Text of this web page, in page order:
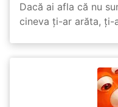
Dacă ai afla că nu
cineva ți-ar arăta, ți-